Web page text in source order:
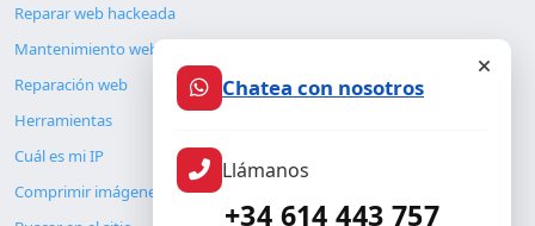
Reparar web hackeada
Mantenimiento web
Reparación web
Herramientas
Cuál es mi IP
Comprimir imágenes
Chatea con nosotros
Llámanos
+34 614 443 757